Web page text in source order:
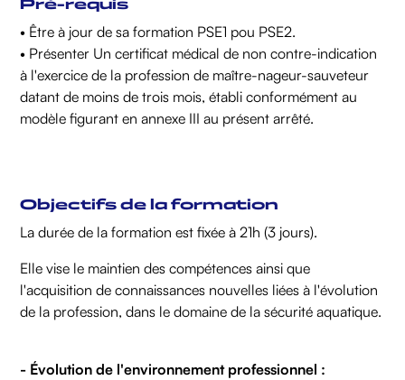
• Être à jour de sa formation PSE1 pou PSE2.
• Présenter Un certificat médical de non contre-indication
à l'exercice de la profession de maître-nageur-sauveteur
datant de moins de trois mois, établi conformément au
modèle figurant en annexe III au présent arrêté.
Objectifs de la formation
La durée de la formation est fixée à 21h (3 jours).
Elle vise le maintien des compétences ainsi que
l'acquisition de connaissances nouvelles liées à l'évolution
de la profession, dans le domaine de la sécurité aquatique.
- Évolution de l'environnement professionnel :